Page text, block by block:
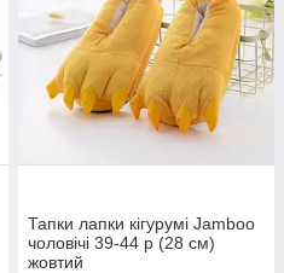
Тапки лапки кігурумі Jamboo
чоловічі 39-44 р (28 см)
жовтий